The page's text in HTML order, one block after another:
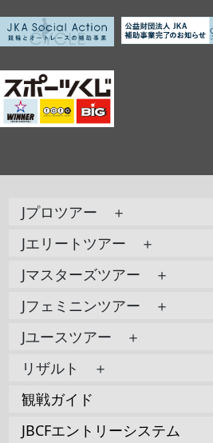
Jプロツアー ＋
Jエリートツアー ＋
Jマスターズツアー ＋
Jフェミニンツアー ＋
Jユースツアー ＋
リザルト ＋
観戦ガイド
JBCFエントリーシステム